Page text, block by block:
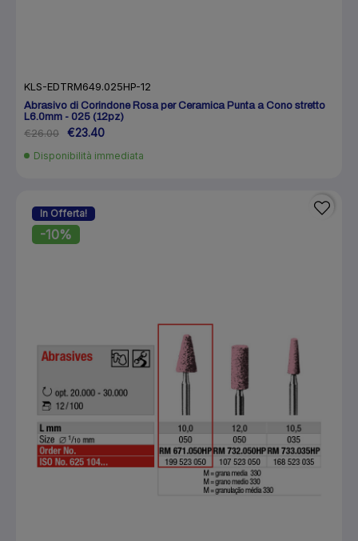
KLS-EDTRM649.025HP-12
Abrasivo di Corindone Rosa per Ceramica Punta a Cono stretto
L6.0mm - 025 (12pz)
€26.00 €23.40
Disponibilità immediata
In Offerta!
-10%